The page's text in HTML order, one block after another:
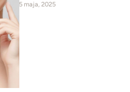
odmładzania i regeneracji
intensywne dotlenienie
5 maja, 2025